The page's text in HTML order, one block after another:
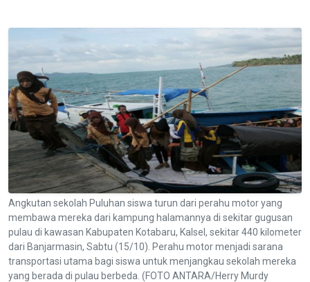
Angkutan sekolah Puluhan siswa turun dari perahu motor yang
membawa mereka dari kampung halamannya di sekitar gugusan
pulau di kawasan Kabupaten Kotabaru, Kalsel, sekitar 440 kilometer
dari Banjarmasin, Sabtu (15/10). Perahu motor menjadi sarana
transportasi utama bagi siswa untuk menjangkau sekolah mereka
yang berada di pulau berbeda. (FOTO ANTARA/Herry Murdy